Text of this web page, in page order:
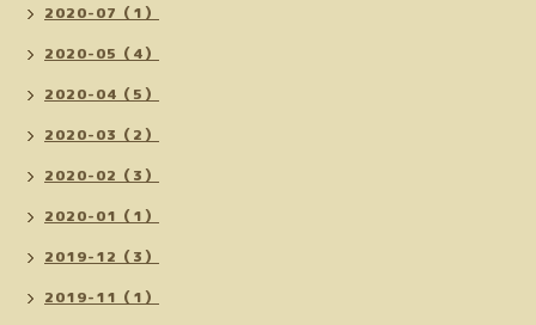
2020-07（1）
2020-05（4）
2020-04（5）
2020-03（2）
2020-02（3）
2020-01（1）
2019-12（3）
2019-11（1）